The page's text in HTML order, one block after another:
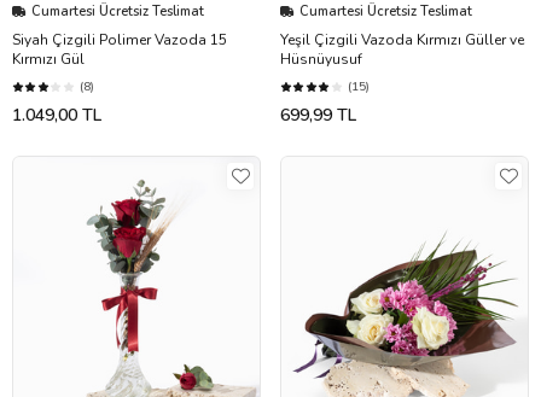
Cumartesi Ücretsiz Teslimat
Siyah Çizgili Polimer Vazoda 15
Kırmızı Gül
(8)
1.049,00 TL
Cumartesi Ücretsiz Teslimat
Yeşil Çizgili Vazoda Kırmızı Güller ve
Hüsnüyusuf
(15)
699,99 TL